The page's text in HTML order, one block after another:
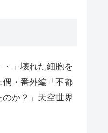
・」壊れた細胞を
・番外編「不都
か？」天空世界